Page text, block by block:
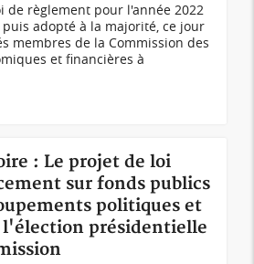
de règlement pour l'année 2022
adopté à la majorité, ce jour
membres de la Commission des
et financières à
: Le projet de loi
sur fonds publics
politiques et
l'élection présidentielle